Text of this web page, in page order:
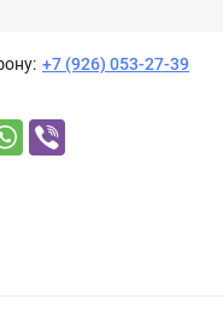
+7 (926) 053-27-39